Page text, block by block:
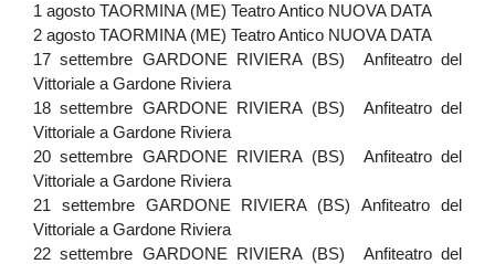
1 agosto TAORMINA (ME) Teatro Antico NUOVA DATA
2 agosto TAORMINA (ME) Teatro Antico NUOVA DATA
17 settembre GARDONE RIVIERA (BS) Anfiteatro del
Vittoriale a Gardone Riviera
18 settembre GARDONE RIVIERA (BS) Anfiteatro del
Vittoriale a Gardone Riviera
20 settembre GARDONE RIVIERA (BS) Anfiteatro del
Vittoriale a Gardone Riviera
21 settembre GARDONE RIVIERA (BS) Anfiteatro del
Vittoriale a Gardone Riviera
22 settembre GARDONE RIVIERA (BS) Anfiteatro del